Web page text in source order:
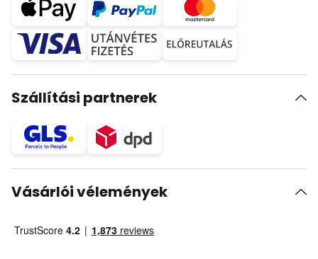
Szállítási partnerek
Vásárlói vélemények